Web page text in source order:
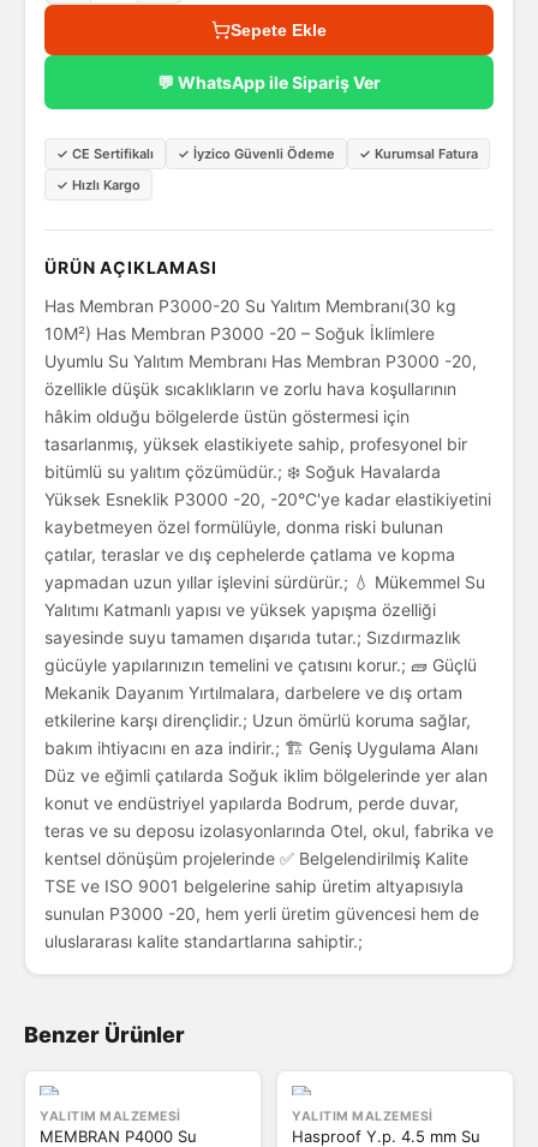
Sepete Ekle
💬 WhatsApp ile Sipariş Ver
✓ CE Sertifikalı ✓ İyzico Güvenli Ödeme ✓ Kurumsal Fatura
✓ Hızlı Kargo
ÜRÜN AÇIKLAMASI
Has Membran P3000-20 Su Yalıtım Membranı(30 kg
10M²) Has Membran P3000 -20 – Soğuk İklimlere
Uyumlu Su Yalıtım Membranı Has Membran P3000 -20,
özellikle düşük sıcaklıkların ve zorlu hava koşullarının
hâkim olduğu bölgelerde üstün göstermesi için
tasarlanmış, yüksek elastikiyete sahip, profesyonel bir
bitümlü su yalıtım çözümüdür.; ❄️ Soğuk Havalarda
Yüksek Esneklik P3000 -20, -20°C'ye kadar elastikiyetini
kaybetmeyen özel formülüyle, donma riski bulunan
çatılar, teraslar ve dış cephelerde çatlama ve kopma
yapmadan uzun yıllar işlevini sürdürür.; 💧 Mükemmel Su
Yalıtımı Katmanlı yapısı ve yüksek yapışma özelliği
sayesinde suyu tamamen dışarıda tutar.; Sızdırmazlık
gücüyle yapılarınızın temelini ve çatısını korur.; 🧱 Güçlü
Mekanik Dayanım Yırtılmalara, darbelere ve dış ortam
etkilerine karşı dirençlidir.; Uzun ömürlü koruma sağlar,
bakım ihtiyacını en aza indirir.; 🏗️ Geniş Uygulama Alanı
Düz ve eğimli çatılarda Soğuk iklim bölgelerinde yer alan
konut ve endüstriyel yapılarda Bodrum, perde duvar,
teras ve su deposu izolasyonlarında Otel, okul, fabrika ve
kentsel dönüşüm projelerinde ✅ Belgelendirilmiş Kalite
TSE ve ISO 9001 belgelerine sahip üretim altyapısıyla
sunulan P3000 -20, hem yerli üretim güvencesi hem de
uluslararası kalite standartlarına sahiptir.;
Benzer Ürünler
YALITIM MALZEMESI
MEMBRAN P4000 Su
YALITIM MALZEMESI
Hasproof Y.p. 4.5 mm Su